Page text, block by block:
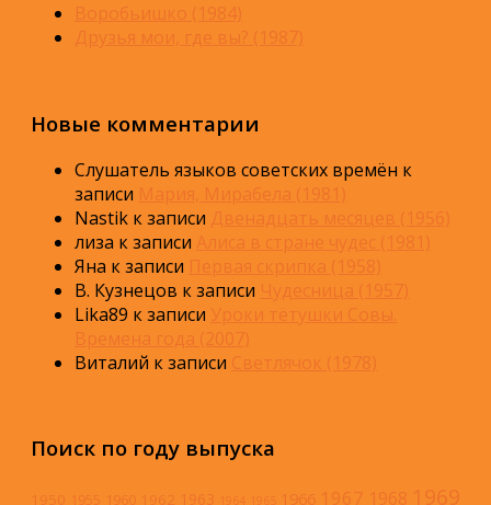
Воробьишко (1984)
Друзья мои, где вы? (1987)
Новые комментарии
Слушатель языков советских времён к
записи Мария, Мирабела (1981)
Nastik к записи Двенадцать месяцев (1956)
лиза к записи Алиса в стране чудес (1981)
Яна к записи Первая скрипка (1958)
В. Кузнецов к записи Чудесница (1957)
Lika89 к записи Уроки тётушки Совы.
Времена года (2007)
Виталий к записи Светлячок (1978)
Поиск по году выпуска
1950 1955 1960 1962 1963 1964 1965 1966 1967 1968 1969